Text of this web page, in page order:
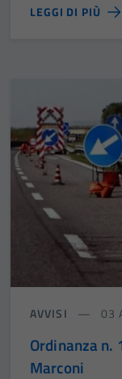
LEGGI DI PIÙ
AVVISI 03
Ordinanza n.
Marconi